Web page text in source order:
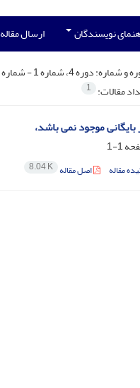
نویسندگان ارسال مقاله
و شماره:دوره 4، شماره 1 - شماره پیاپی 6، مهر 1375
مقالات: 1
بایگانی موجود نمی باشد،
1-1
مقاله اصل مقاله 8.04 K